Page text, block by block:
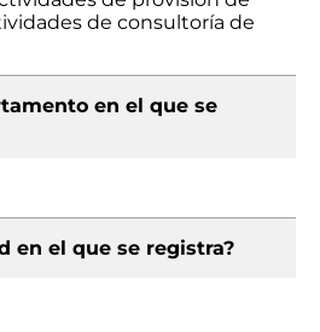
de consultoría de
en el que se
en el que se registra?